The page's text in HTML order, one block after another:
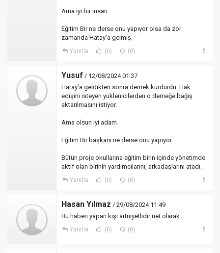
Ama iyi bir insan.
Eğitim Bir ne derse onu yapıyor olsa da zor
zamanda Hatay’a gelmiş.
Yanıtla (0) (0)
Yusuf / 12/08/2024 01:37
Hatay’a geldikten sonra dernek kurdurdu. Hak
edişini isteyen yüklenicilerden o derneğe bağış
aktarılmasını istiyor.
Ama olsun iyi adam.
Eğitim Bir başkanı ne derse onu yapıyor.
Bütün proje okullarına eğitim birin içinde yönetimde
aktif olan birinin yardımcılarını, arkadaşlarını atadı.
Yanıtla (0) (0)
Hasan Yılmaz / 29/08/2024 11:49
Bu haberi yapan kişi artniyetlidir net olarak
Yanıtla (0) (0)